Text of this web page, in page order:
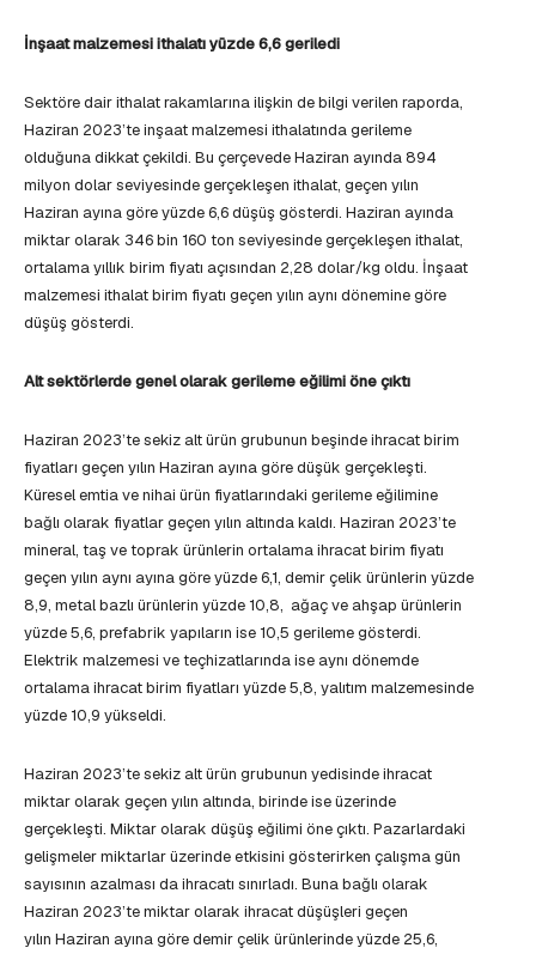
İnşaat malzemesi ithalatı yüzde 6,6 geriledi
Sektöre dair ithalat rakamlarına ilişkin de bilgi verilen raporda,
Haziran 2023’te inşaat malzemesi ithalatında gerileme
olduğuna dikkat çekildi. Bu çerçevede Haziran ayında 894
milyon dolar seviyesinde gerçekleşen ithalat, geçen yılın
Haziran ayına göre yüzde 6,6 düşüş gösterdi. Haziran ayında
miktar olarak 346 bin 160 ton seviyesinde gerçekleşen ithalat,
ortalama yıllık birim fiyatı açısından 2,28 dolar/kg oldu. İnşaat
malzemesi ithalat birim fiyatı geçen yılın aynı dönemine göre
düşüş gösterdi.
Alt sektörlerde genel olarak gerileme eğilimi öne çıktı
Haziran 2023’te sekiz alt ürün grubunun beşinde ihracat birim
fiyatları geçen yılın Haziran ayına göre düşük gerçekleşti.
Küresel emtia ve nihai ürün fiyatlarındaki gerileme eğilimine
bağlı olarak fiyatlar geçen yılın altında kaldı. Haziran 2023’te
mineral, taş ve toprak ürünlerin ortalama ihracat birim fiyatı
geçen yılın aynı ayına göre yüzde 6,1, demir çelik ürünlerin yüzde
8,9, metal bazlı ürünlerin yüzde 10,8, ağaç ve ahşap ürünlerin
yüzde 5,6, prefabrik yapıların ise 10,5 gerileme gösterdi.
Elektrik malzemesi ve teçhizatlarında ise aynı dönemde
ortalama ihracat birim fiyatları yüzde 5,8, yalıtım malzemesinde
yüzde 10,9 yükseldi.
Haziran 2023’te sekiz alt ürün grubunun yedisinde ihracat
miktar olarak geçen yılın altında, birinde ise üzerinde
gerçekleşti. Miktar olarak düşüş eğilimi öne çıktı. Pazarlardaki
gelişmeler miktarlar üzerinde etkisini gösterirken çalışma gün
sayısının azalması da ihracatı sınırladı. Buna bağlı olarak
Haziran 2023’te miktar olarak ihracat düşüşleri geçen
yılın Haziran ayına göre demir çelik ürünlerinde yüzde 25,6,